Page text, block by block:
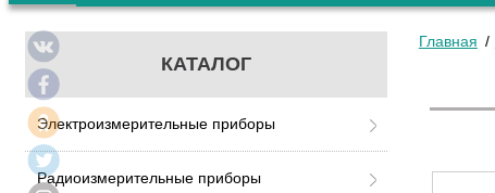
КАТАЛОГ
Электроизмерительные приборы
Радиоизмерительные приборы
Главная